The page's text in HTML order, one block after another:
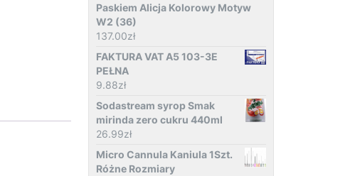
Paskiem Alicja Kolorowy Motyw
W2 (36)
137.00zł
FAKTURA VAT A5 103-3E
PEŁNA
9.88zł
Sodastream syrop Smak
mirinda zero cukru 440ml
26.99zł
Micro Cannula Kaniula 1Szt.
Różne Rozmiary